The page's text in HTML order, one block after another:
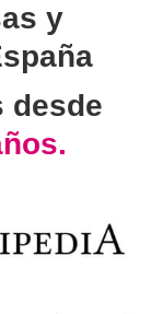
y
desde